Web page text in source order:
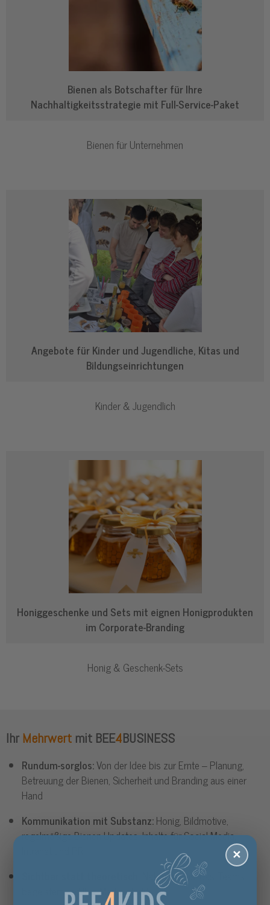
✕
Bienen als Botschafter für Ihre
Nachhaltigkeitsstrategie mit Full-Service-Paket
Bienen für Unternehmen
Angebote für Kinder und Jugendliche, Kitas und
Bildungseinrichtungen
Kinder & Jugendlich
Honiggeschenke und Sets mit eignen Honigprodukten
im Corporate-Branding
Honig & Geschenk-Sets
Ihr Mehrwert mit BEE4BUSINESS
Rundum-sorglos:Von der Idee bis zur Ernte – Planung,
Betreuung der Bienen, Sicherheit und Branding aus einer
Hand
Kommunikation mit Substanz:Honig, Bildmotive,
regelmäßige Bienen-Updates, Inhalte für Social-Media,
: Naturerlebnis, das Teams
begeistert und Ihre Marke stärkt